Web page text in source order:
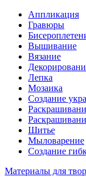
Аппликация
Гравюры
Вышивание
Вязание
Лепка
Мозаика
Создание
Шитье
Мыловарение
Создание
Материалы для